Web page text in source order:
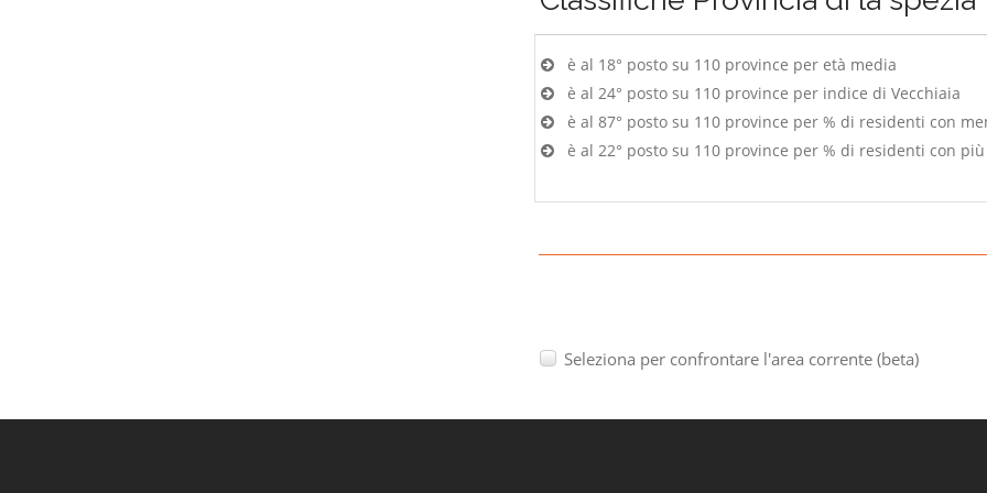
è al 18° posto su 110 province per età media
è al 24° posto su 110 province per indice di Vecchiaia
è al 87° posto su 110 province per % di residenti con
è al 22° posto su 110 province per % di residenti con
Seleziona per confrontare l'area corrente (beta)